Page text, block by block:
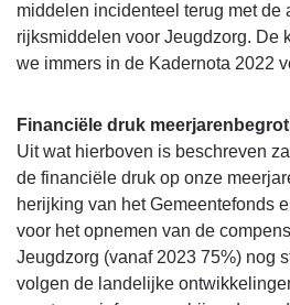
middelen incidenteel terug met de
rijksmiddelen voor Jeugdzorg. De
we immers in de Kadernota 2022
Financiële druk
Uit wat hierboven is beschreven
de financiële druk op onze
herijking van het Gemeentefonds
voor het opnemen van de
Jeugdzorg (vanaf 2023 75%) nog
volgen de landelijke